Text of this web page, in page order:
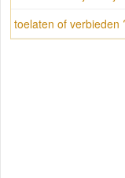
toelaten of verbieden